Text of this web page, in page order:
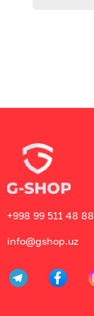
+998 99 511 48 88
info@gshop.uz